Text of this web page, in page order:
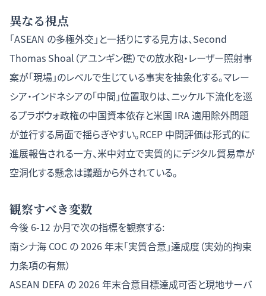
異なる視点
「ASEAN の多極外交」と一括りにする見方は、Second
Thomas Shoal（アユンギン礁）での放水砲・レーザー照射事
案が「現場」のレベルで生じている事実を抽象化する。マレー
シア・インドネシアの「中間」位置取りは、ニッケル下流化を巡
るプラボウォ政権の中国資本依存と米国 IRA 適用除外問題
が並行する局面で揺らぎやすい。RCEP 中間評価は形式的に
進展報告される一方、米中対立で実質的にデジタル貿易章が
空洞化する懸念は議題から外されている。
観察すべき変数
今後 6-12 か月で次の指標を観察する:
南シナ海 COC の 2026 年末「実質合意」達成度（実効的拘束
力条項の有無）
ASEAN DEFA の 2026 年末合意目標達成可否と現地サーバ